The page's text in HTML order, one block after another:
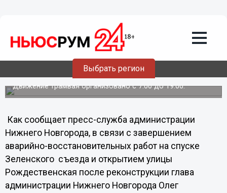
Выбрать регион
Изменен номер трамвайного маршрута
от Черного пруда до Благовещенской
Движение трамвая организовано с 7.00 до 19.00.
Как сообщает пресс-служба администрации
Нижнего Новгорода, в связи с завершением
аварийно-восстановительных работ на спуске
Зеленского съезда и открытием улицы
Рождественская после реконструкции глава
администрации Нижнего Новгорода Олег